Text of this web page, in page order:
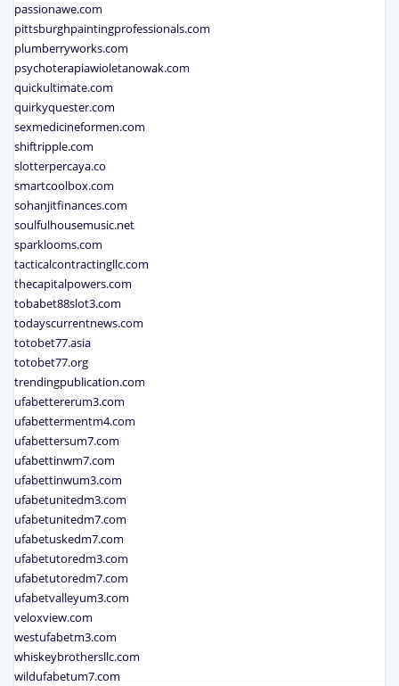
passionawe.com
pittsburghpaintingprofessionals.com
plumberryworks.com
psychoterapiawioletanowak.com
quickultimate.com
quirkyquester.com
sexmedicineformen.com
shiftripple.com
slotterpercaya.co
smartcoolbox.com
sohanjitfinances.com
soulfulhousemusic.net
sparklooms.com
tacticalcontractingllc.com
thecapitalpowers.com
tobabet88slot3.com
todayscurrentnews.com
totobet77.asia
totobet77.org
trendingpublication.com
ufabettererum3.com
ufabettermentm4.com
ufabettersum7.com
ufabettinwm7.com
ufabettinwum3.com
ufabetunitedm3.com
ufabetunitedm7.com
ufabetuskedm7.com
ufabetutoredm3.com
ufabetutoredm7.com
ufabetvalleyum3.com
veloxview.com
westufabetm3.com
whiskeybrothersllc.com
wildufabetum7.com